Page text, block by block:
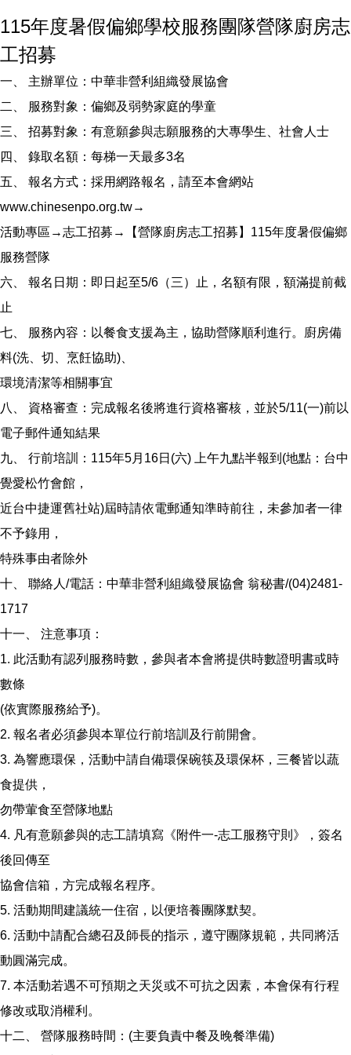
115年度暑假偏鄉學校服務團隊營隊廚房志
工招募
一、 主辦單位：中華非營利組織發展協會
二、 服務對象：偏鄉及弱勢家庭的學童
三、 招募對象：有意願參與志願服務的大專學生、社會人士
四、 錄取名額：每梯一天最多3名
五、 報名方式：採用網路報名，請至本會網站
www.chinesenpo.org.tw→
活動專區→志工招募→【營隊廚房志工招募】115年度暑假偏鄉
服務營隊
六、 報名日期：即日起至5/6（三）止，名額有限，額滿提前截
止
七、 服務內容：以餐食支援為主，協助營隊順利進行。廚房備
料(洗、切、烹飪協助)、
環境清潔等相關事宜
八、 資格審查：完成報名後將進行資格審核，並於5/11(一)前以
電子郵件通知結果
九、 行前培訓：115年5月16日(六) 上午九點半報到(地點：台中
覺愛松竹會館，
近台中捷運舊社站)屆時請依電郵通知準時前往，未參加者一律
不予錄用，
特殊事由者除外
十、 聯絡人/電話：中華非營利組織發展協會 翁秘書/(04)2481-
1717
十一、 注意事項：
1. 此活動有認列服務時數，參與者本會將提供時數證明書或時
數條
(依實際服務給予)。
2. 報名者必須參與本單位行前培訓及行前開會。
3. 為響應環保，活動中請自備環保碗筷及環保杯，三餐皆以蔬
食提供，
勿帶葷食至營隊地點
4. 凡有意願參與的志工請填寫《附件一-志工服務守則》，簽名
後回傳至
協會信箱，方完成報名程序。
5. 活動期間建議統一住宿，以便培養團隊默契。
6. 活動中請配合總召及師長的指示，遵守團隊規範，共同將活
動圓滿完成。
7. 本活動若遇不可預期之天災或不可抗之因素，本會保有行程
修改或取消權利。
十二、 營隊服務時間：(主要負責中餐及晚餐準備)